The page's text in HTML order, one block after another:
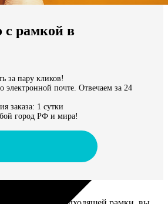
миру
с рамкой в
за пару кликов!
электронной почте. Отвечаем за 24
заказа: 1 сутки
город РФ и мира!